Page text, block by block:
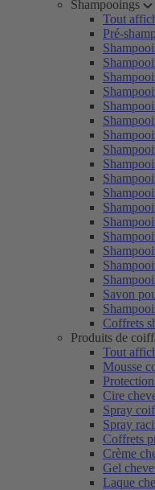
Shampooings
Tout
Pré-
Savon
Coffrets
Produits de
Tout
Mousse
Cire
Spray
Spray
Coffrets
Crème
Gel
Laque